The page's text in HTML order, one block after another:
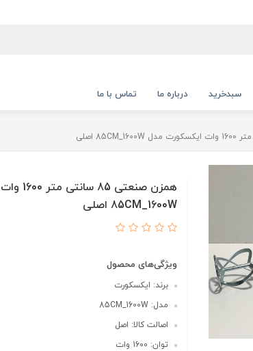
سبدخرید درباره ما تماس با ما
همزن
85CM_1600W اصلی
ویژگی‌های محصول
برند: ایکسکورت
مدل: 85CM_1600W
اصالت کالا: اصل
توان: 1600 وات